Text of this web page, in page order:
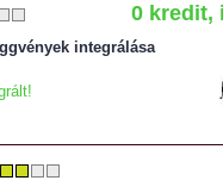
0 kredit,
integrálása